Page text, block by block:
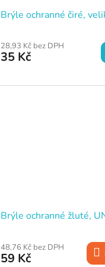
Brýle ochranné čiré,
28,93 Kč bez DPH
35 Kč
Brýle ochranné žluté,
48,76 Kč bez DPH
59 Kč